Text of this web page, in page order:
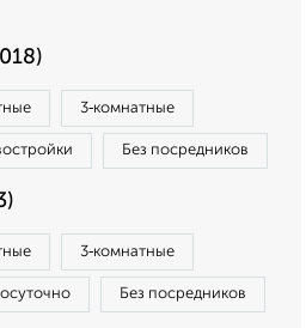
3‑комнатные
Без посредников
3‑комнатные
Без посредников